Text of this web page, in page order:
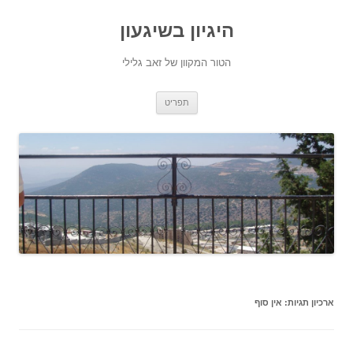
היגיון בשיגעון
הטור המקוון של זאב גלילי
תפריט
ארכיון תגיות: אין סוף